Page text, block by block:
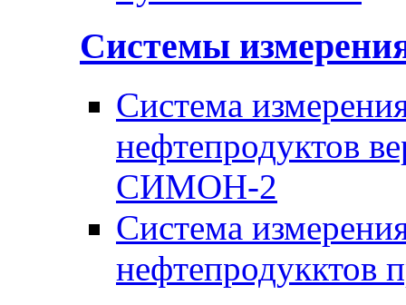
Системы
Система
нефтепродуктов
СИМОН-2
Система